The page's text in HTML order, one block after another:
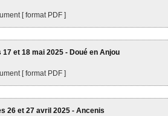
[ format PDF ]
17 et 18 mai 2025 - Doué en Anjou
[ format PDF ]
26 et 27 avril 2025 - Ancenis